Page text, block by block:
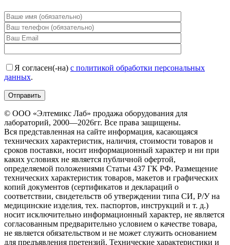
Я согласен(-на) с политикой обработки персональных
данных.
© ООО «Элтемикс Лаб» продажа оборудования для
лабораторий, 2000—2026гг. Все права защищены.
Вся представленная на сайте информация, касающаяся
технических характеристик, наличия, стоимости товаров и
сроков поставки, носит информационный характер и ни при
каких условиях не является публичной офертой,
определяемой положениями Статьи 437 ГК РФ. Размещение
технических характеристик товаров, макетов и графических
копий документов (сертификатов и деклараций о
соответствии, свидетельств об утверждении типа СИ, Р/У на
медицинские изделия, тех. паспортов, инструкций и т. д.)
носит исключительно информационный характер, не является
согласованным предварительно условием о качестве товара,
не является обязательством и не может служить основанием
для предъявления претензий. Технические характеристики и